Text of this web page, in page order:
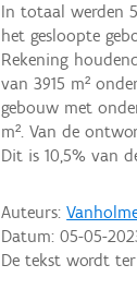
In totaal werden
het gesloopte
Rekening
van 3915 m²
gebouw met
m². Van de
Dit is 10,5% van
Auteurs:
Datum:05-05-
De tekst wordt